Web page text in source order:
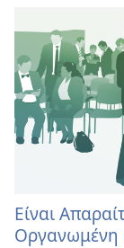
Είναι
Οργανωμένη